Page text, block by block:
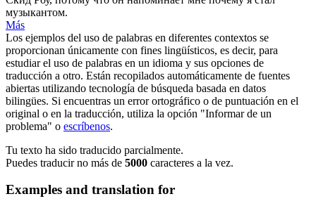
музыкантом.
Más
Los ejemplos del uso de palabras en diferentes contextos se
proporcionan únicamente con fines lingüísticos, es decir, para
estudiar el uso de palabras en un idioma y sus opciones de
traducción a otro. Están recopilados automáticamente de fuentes
abiertas utilizando tecnología de búsqueda basada en datos
bilingües. Si encuentras un error ortográfico o de puntuación en el
original o en la traducción, utiliza la opción "Informar de un
problema" o escríbenos.
Tu texto ha sido traducido parcialmente.
Puedes traducir no más de 5000 caracteres a la vez.
Examples and translation for